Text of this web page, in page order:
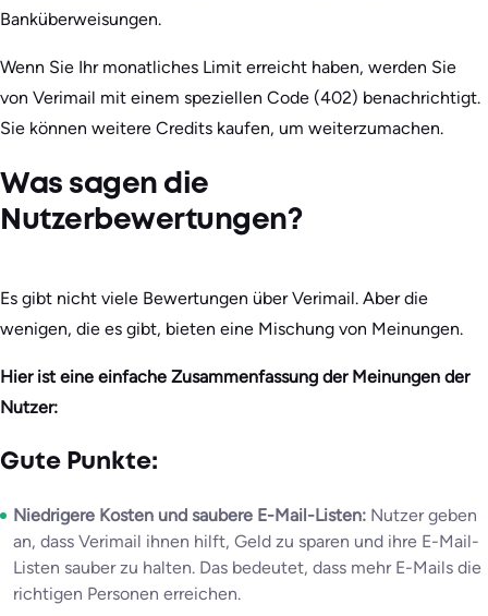
Banküberweisungen.
Wenn Sie Ihr monatliches Limit erreicht haben, werden Sie
von Verimail mit einem speziellen Code (402) benachrichtigt.
Sie können weitere Credits kaufen, um weiterzumachen.
Was sagen die
Nutzerbewertungen?
Es gibt nicht viele Bewertungen über Verimail. Aber die
wenigen, die es gibt, bieten eine Mischung von Meinungen.
Hier ist eine einfache Zusammenfassung der Meinungen der
Nutzer:
Gute Punkte:
Niedrigere Kosten und saubere E-Mail-Listen: Nutzer geben
an, dass Verimail ihnen hilft, Geld zu sparen und ihre E-Mail-
Listen sauber zu halten. Das bedeutet, dass mehr E-Mails die
richtigen Personen erreichen.